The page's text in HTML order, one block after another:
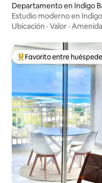
Departamento en Indigo
Estudio moderno en
playa
Ubicación · Valor ·
De los mejores en
Favorito entre